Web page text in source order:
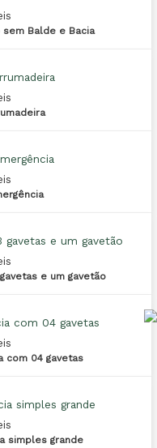
sem Balde e Bacia
e um gavetão
com 04 gavetas
simples grande